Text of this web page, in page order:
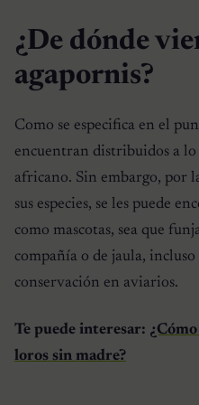
¿De dónde
agapornis?
Como se especifica en el
encuentran distribuidos a
africano. Sin embargo, por
sus especies, se les puede
como mascotas, sea que
compañía o de jaula,
conservación en aviarios.
Te puede interesar:
loros sin madre?